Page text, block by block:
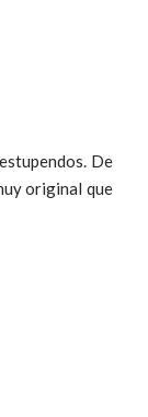
De
original que